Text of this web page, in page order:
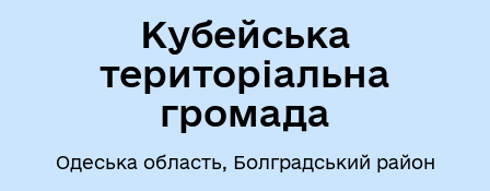
Кубейська
територіальна
громада
Одеська область, Болградський район